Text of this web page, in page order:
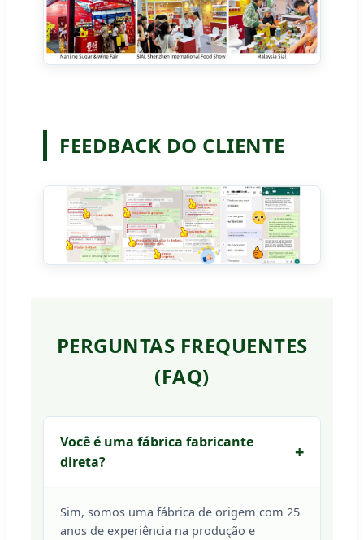
FEEDBACK DO CLIENTE
PERGUNTAS FREQUENTES
(FAQ)
Você é uma fábrica fabricante
direta?
Sim, somos uma fábrica de origem com 25
anos de experiência na produção e